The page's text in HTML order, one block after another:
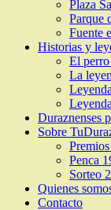
Plaza
Parque
Fuente
Historias y
El
La
Duraznenses
Sobre
Penca
Sorteo
Quienes
Contacto